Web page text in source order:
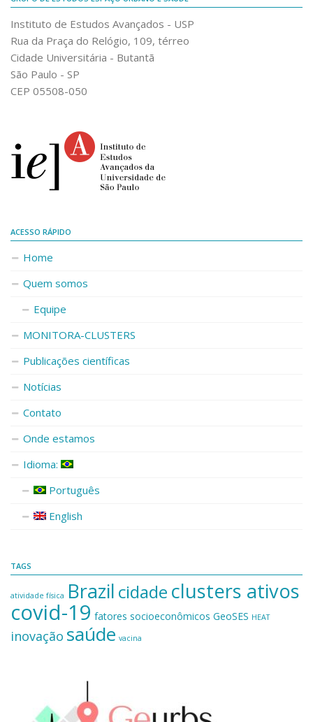
Instituto de Estudos Avançados - USP
Rua da Praça do Relógio, 109, térreo
Cidade Universitária - Butantã
São Paulo - SP
CEP 05508-050
ACESSO RÁPIDO
Home
Quem somos
Equipe
MONITORA-CLUSTERS
Publicações científicas
Notícias
Contato
Onde estamos
Idioma:
Português
English
TAGS
atividade física Brazil cidade clusters ativos
covid-19 fatores socioeconômicos GeoSES HEAT
inovação saúde vacina